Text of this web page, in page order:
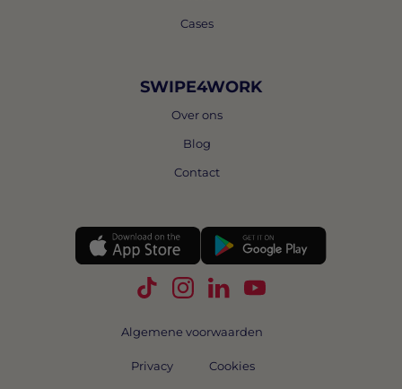
Cases
SWIPE4WORK
Over ons
Blog
Contact
Volg Swipe4Work op TikTok
Volg Swipe4Work op
Volg Swipe4Work op
Volg Swipe4Work
Algemene voorwaarden
Privacy Cookies